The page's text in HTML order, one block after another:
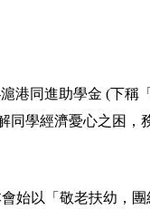
港同進助學金 (下稱
學經濟憂心之困，
始以「敬老扶幼，